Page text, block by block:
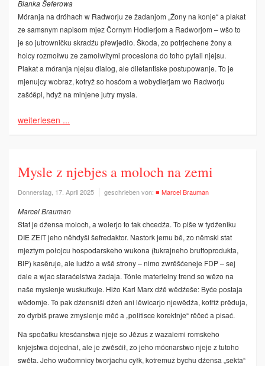
Bianka Šeferowa
Móranja na dróhach w Radworju ze žadanjom „Žony na konje“ a plakat
ze samsnym napisom mjez Čornym Hodlerjom a Radworjom – wšo to
je so jutrowničku skradźu přewjedło. Škoda, zo po­trjechene žony a
holcy rozmołwu ze zamołwitymi procesiona do toho pytali njejsu.
Plakat a móranja njejsu dialog, ale diletantiske postupowanje. To je
mjenujcy wobraz, kotryž so hosćom a wobydlerjam wo Radworju
zašćěpi, hdyž na minjene jutry mysla.
weiterlesen ...
Mysle z njebjes a moloch na zemi
Donnerstag, 17. April 2025 geschrieben von: ■ Marcel Brauman
Marcel Brauman
Stat je dźensa moloch, a wolerjo to tak chcedźa. To piše w tydźeniku
DIE ZEIT jeho něhdyši šefredaktor. Nastork jemu bě, zo němski stat
mjeztym połojcu hospodarskeho wukona (tukrajneho bruttoprodukta,
BIP) kasěruje, ale ludźo a wšě strony – nimo zwrěšćeneje FDP – sej
dale a wjac staraćelstwa žadaja. Tónle materielny trend so wězo na
naše myslenje wuskutkuje. Hižo Karl Marx dźě wědźeše: Byće postaja
wědomje. To pak dźensniši dźeń ani lěwicarjo njewědźa, kotřiž prěduja,
zo dyrbiš prawe zmyslenje měć a „politisce korektnje“ rěčeć a pisać.
Na spočatku křesćanstwa njeje so Jězus z wazalemi romskeho
knjejstwa dojednał, ale je zwěsćił, zo jeho mócnarstwo njeje z tutoho
swěta. Jeho wučomnicy tworjachu cyłk, kotremuž bychu dźensa „sekta“